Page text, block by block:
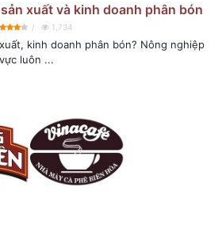
xuất và kinh doanh phân bón
1,734
kinh doanh phân bón? Nông nghiệp
luôn ...